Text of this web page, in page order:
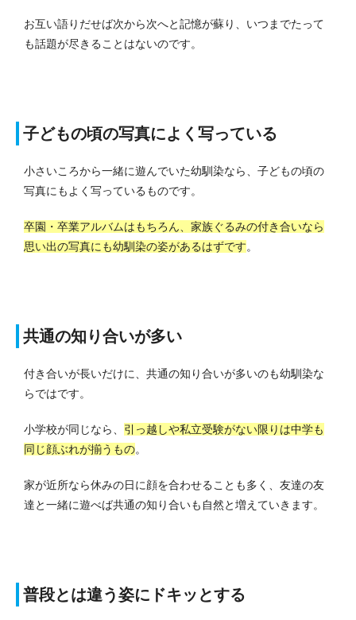
お互い語りだせば次から次へと記憶が蘇り、いつまでたって
も話題が尽きることはないのです。
子どもの頃の写真によく写っている
小さいころから一緒に遊んでいた幼馴染なら、子どもの頃の
写真にもよく写っているものです。
卒園・卒業アルバムはもちろん、家族ぐるみの付き合いなら
思い出の写真にも幼馴染の姿があるはずです。
共通の知り合いが多い
付き合いが長いだけに、共通の知り合いが多いのも幼馴染な
らではです。
小学校が同じなら、 引っ越しや私立受験がない限りは中学も
同じ顔ぶれが揃うもの。
家が近所なら休みの日に顔を合わせることも多く、友達の友
達と一緒に遊べば共通の知り合いも自然と増えていきます。
普段とは違う姿にドキッとする